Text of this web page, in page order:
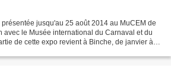
jusqu'au 25 août 2014 au MuCEM de
avec le Musée international du Carnaval et du
de cette expo revient à Binche, de janvier à